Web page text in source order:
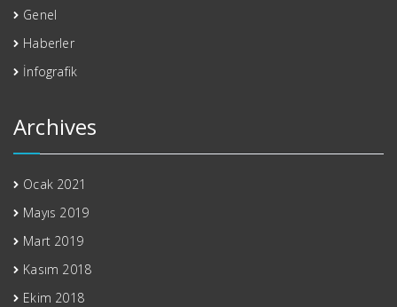
Genel
Haberler
İnfografik
Archives
Ocak 2021
Mayıs 2019
Mart 2019
Kasım 2018
Ekim 2018